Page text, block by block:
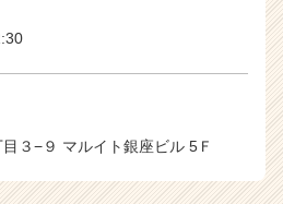
３−９ マルイト銀座ビル 5Ｆ